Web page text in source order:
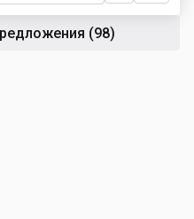
(98)